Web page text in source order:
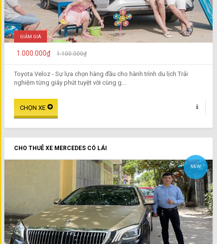
GIẢM GIÁ
1.000.000₫ 1.100.000₫
Toyota Veloz - Sự lựa chọn hàng đầu cho hành trình du lịch Trải
nghiệm từng giây phút tuyệt vời cùng g...
CHO THUÊ XE MERCEDES CÓ LÁI
NEW